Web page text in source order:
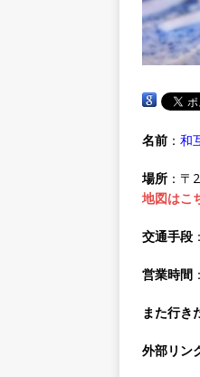
名前 ： 和
場所 ：
地図はこ
交通手段
営業時間
また行き
外部リン